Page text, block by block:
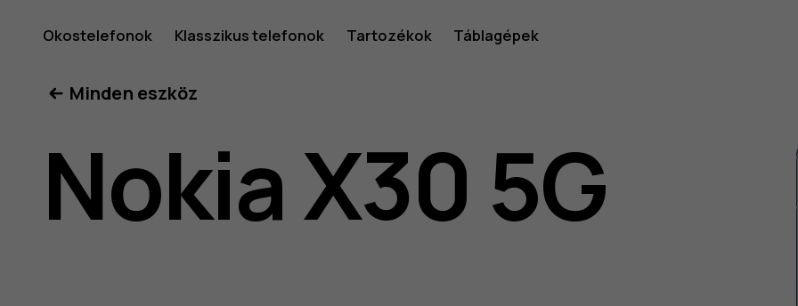
Nokia
X30
5G
Okostelefonok Klasszikus telefonok Tartozékok Táblagépek
Minden eszköz
Nokia X30 5G